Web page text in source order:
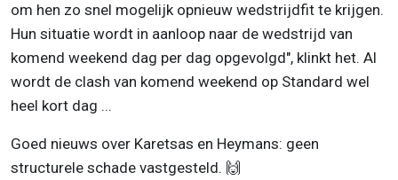
om hen zo snel mogelijk opnieuw wedstrijdfit te krijgen.
Hun situatie wordt in aanloop naar de wedstrijd van
komend weekend dag per dag opgevolgd", klinkt het. Al
wordt de clash van komend weekend op Standard wel
heel kort dag ...
Goed nieuws over Karetsas en Heymans: geen
structurele schade vastgesteld. 🙌